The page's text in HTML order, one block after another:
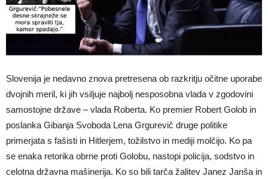
Slovenija je nedavno znova pretresena ob razkritju očitne uporabe
dvojnih meril, ki jih vsiljuje najbolj nesposobna vlada v zgodovini
samostojne države – vlada Roberta. Ko premier Robert Golob in
poslanka Gibanja Svoboda Lena Grgurevič druge politike
primerjata s fašisti in Hitlerjem, tožilstvo in mediji molčijo. Ko pa
se enaka retorika obrne proti Golobu, nastopi policija, sodstvo in
celotna državna mašinerija. Ko so bili tarča žalitev Janez Janša in